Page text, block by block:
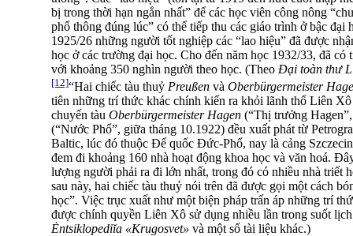
bị trong thời hạn ngắn nhất” để các học viên công nông
phổ thông đúng lúc” có thể tiếp thu các giáo trình ở bậc đại
1925/26 những người tốt nghiệp các “lao hiệu” đã được
học ở các trường đại học. Cho đến năm học 1932/33, đã có
với khoảng 350 nghìn người theo học. (Theo Đại toàn thư
[12]“Hai chiếc tàu thuỷ Preußen và Oberbürgermeister
tiên những trí thức khác chính kiến ra khỏi lãnh thổ Liên
chuyến tàu Oberbürgermeister Hagen (“Thị trưởng
(“Nước Phổ”, giữa tháng 10.1922) đều xuất phát từ
Baltic, lúc đó thuộc Đế quốc Đức-Phổ, nay là cảng
đem đi khoảng 160 nhà hoạt động khoa học và văn hoá.
lượng người phải ra đi lớn nhất, trong đó có nhiều nhà triết
sau này, hai chiếc tàu thuỷ nói trên đã được gọi một cách
học”. Việc trục xuất như một biện pháp trấn áp những trí
được chính quyền Liên Xô sử dụng nhiều lần trong suốt
Ėntsiklopediĭa «Krugosvet» và một số tài liệu khác.)